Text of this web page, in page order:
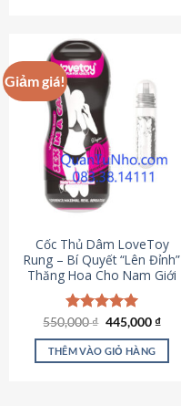
Giảm giá!
Cốc Thủ Dâm LoveToy
Rung – Bí Quyết “Lên Đỉnh”
Thăng Hoa Cho Nam Giới
Được xếp
hạng5.00
5 sao
550,000₫ Giá
là:
550,000 ₫.
445,000₫Giá
tại
THÊM VÀO GIỎ HÀNG